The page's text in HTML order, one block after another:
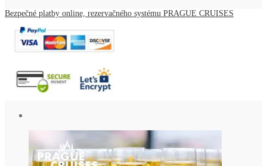
Bezpečné platby online, rezervačného systému PRAGUE CRUISES